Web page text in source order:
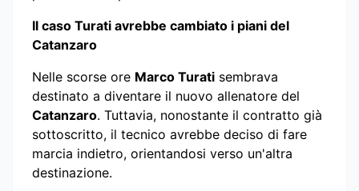
Il caso Turati avrebbe cambiato i piani del
Catanzaro
Nelle scorse ore Marco Turati sembrava
destinato a diventare il nuovo allenatore del
Catanzaro. Tuttavia, nonostante il contratto già
sottoscritto, il tecnico avrebbe deciso di fare
marcia indietro, orientandosi verso un'altra
destinazione.